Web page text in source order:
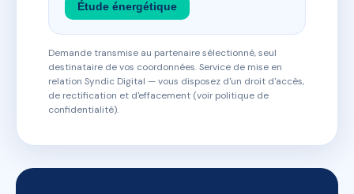
Étude énergétique
Demande transmise au partenaire sélectionné, seul
destinataire de vos coordonnées. Service de mise en
relation Syndic Digital — vous disposez d'un droit d'accès,
de rectification et d'effacement (voir politique de
confidentialité).